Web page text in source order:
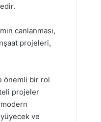
canlanması,
projeleri,
önemli bir rol
projeler
ve